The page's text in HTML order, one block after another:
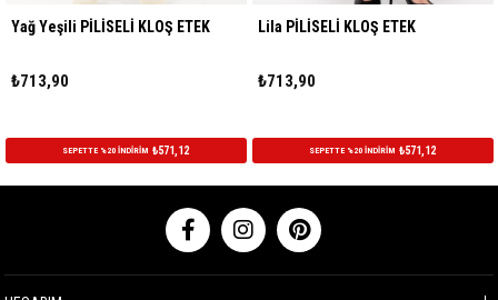
Yağ Yeşili PİLİSELİ KLOŞ ETEK
₺713,90
SEPETTE %20 İNDİRİM ₺571,12
Lila PİLİSELİ KLOŞ ETEK
₺713,90
SEPETTE %20 İNDİRİM ₺571,12